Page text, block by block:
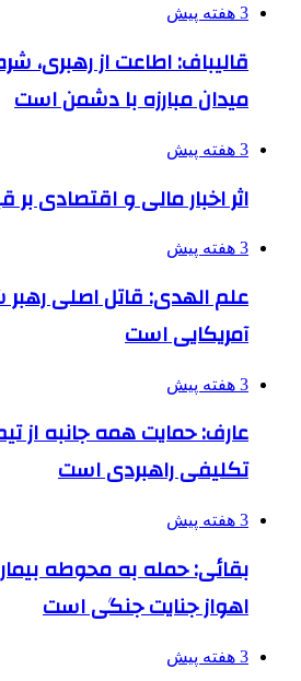
3 هفته پیش
قالیباف: اطاعت از رهبری،
میدان مبارزه با دشمن است
3 هفته پیش
اثر اخبار مالی و اقتصادی
3 هفته پیش
علم الهدی: قاتل اصلی
آمریکایی است
3 هفته پیش
عارف: حمایت همه جانبه از
تکلیفی راهبردی است
3 هفته پیش
بقائی: حمله به محوطه
اهواز جنایت جنگی است
3 هفته پیش